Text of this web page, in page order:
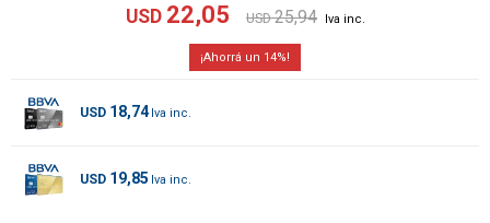
USD 22,05 USD 25,94
14
USD 18,74
USD 19,85